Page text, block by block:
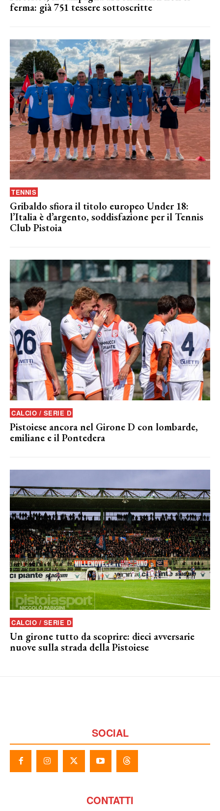
ferma: già 751 tessere sottoscritte
TENNIS
Gribaldo sfiora il titolo europeo Under 18:
l’Italia è d’argento, soddisfazione per il Tennis
Club Pistoia
CALCIO / SERIE D
Pistoiese ancora nel Girone D con lombarde,
emiliane e il Pontedera
CALCIO / SERIE D
Un girone tutto da scoprire: dieci avversarie
nuove sulla strada della Pistoiese
SOCIAL
CONTATTI